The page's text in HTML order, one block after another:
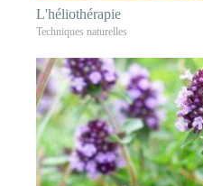
L'héliothérapie
Techniques naturelles